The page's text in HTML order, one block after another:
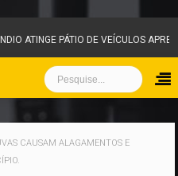
ATINGE PÁTIO DE VEÍCULOS
CAUSAM ALAGAMENTOS E